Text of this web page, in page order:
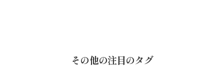
その他の注目のタグ